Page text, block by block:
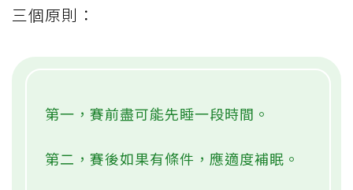
三個原則：
第一，賽前盡可能先睡一段時間。
第二，賽後如果有條件，應適度補眠。